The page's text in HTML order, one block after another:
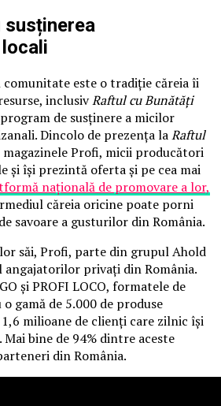
susținerea
este o tradiție căreia îi
inclusivRaftul cu Bunătăți
de susținere a micilor
Dincolo de prezența laRaftul
Profi, micii producători
și își prezintă oferta și pe cea mai
națională de promovare a lor,
căreia oricine poate porni
savoare a gusturilor din România.
săi, Profi, parte din grupul Ahold
angajatorilor privați din România.
și PROFI LOCO, formatele de
gamă de 5.000 de produse
milioane de clienți care zilnic își
bine de 94% dintre aceste
din România.